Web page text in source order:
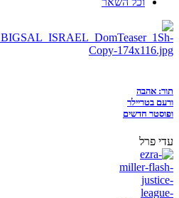
תור: אהבה
ורעם בטריילר
ופוסטר חדשים
עדי פרל